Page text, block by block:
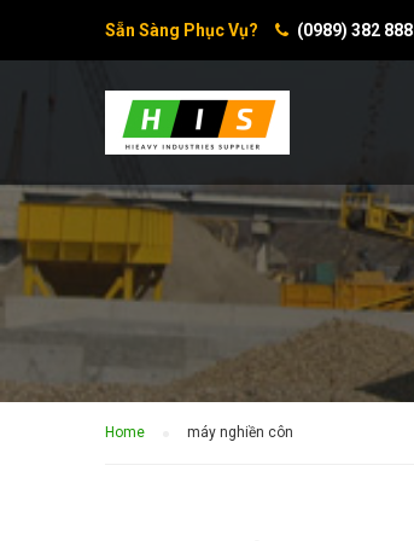
Sẵn Sàng Phục Vụ? (0989) 382 888
Home máy nghiền côn